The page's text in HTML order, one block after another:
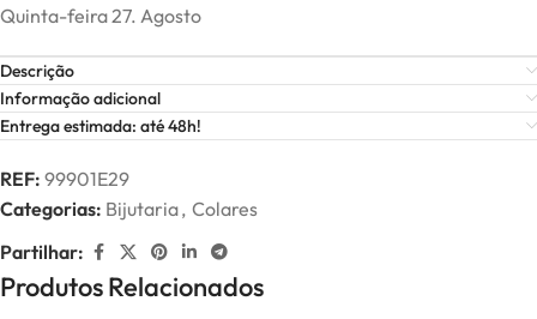
Quinta-feira 27. Agosto
Descrição
Informação adicional
Entrega estimada: até 48h!
REF: 99901E29
Categorias: Bijutaria, Colares
Partilhar:
Produtos Relacionados